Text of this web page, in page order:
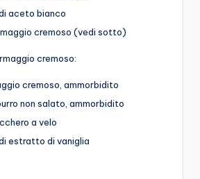
aceto bianco
cremoso (vedi sotto)
cremoso:
cremoso, ammorbidito
non salato, ammorbidito
a velo
estratto di vaniglia